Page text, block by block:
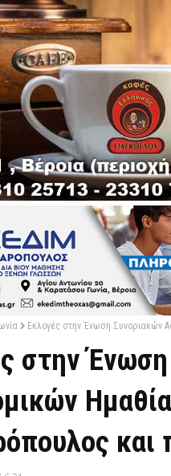
Εκλογές στην Ένωση Συνοριακών
στην
και